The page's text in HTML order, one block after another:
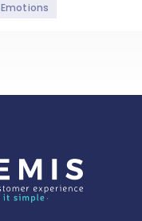
Emotions